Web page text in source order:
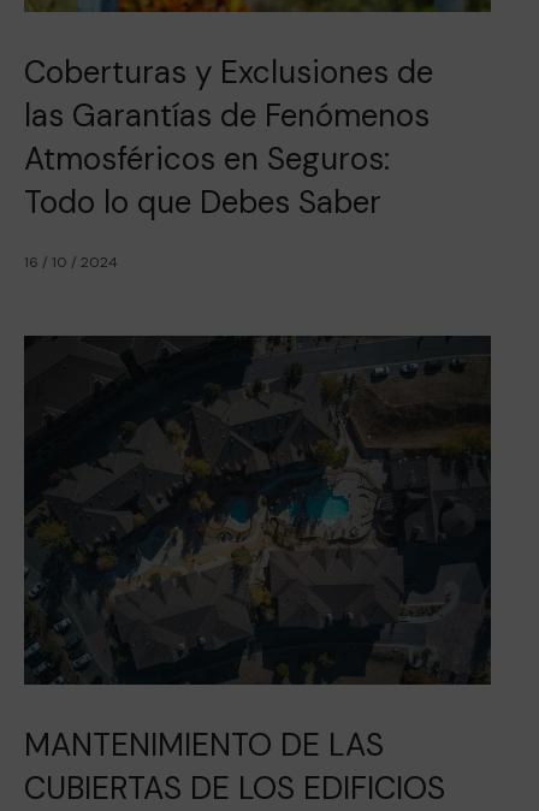
Coberturas y Exclusiones de
las Garantías de Fenómenos
Atmosféricos en Seguros:
Todo lo que Debes Saber
16 / 10 / 2024
MANTENIMIENTO DE LAS
CUBIERTAS DE LOS EDIFICIOS